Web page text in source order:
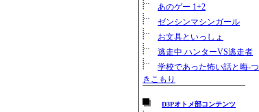
あのゲー 1+2
ゼンシンマシンガール
お文具といっしょ
逃走中 ハンターVS逃走者
学校であった怖い話と晦-つ
きこもり
D3Pオトメ部コンテンツ